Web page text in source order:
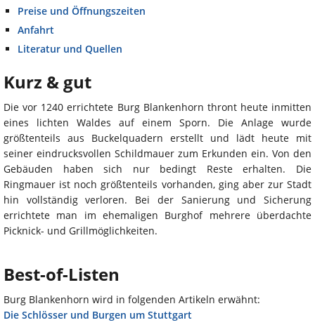
Preise und Öffnungszeiten
Anfahrt
Literatur und Quellen
Kurz & gut
Die vor 1240 errichtete Burg Blankenhorn thront heute inmitten
eines lichten Waldes auf einem Sporn. Die Anlage wurde
größtenteils aus Buckelquadern erstellt und lädt heute mit
seiner eindrucksvollen Schildmauer zum Erkunden ein. Von den
Gebäuden haben sich nur bedingt Reste erhalten. Die
Ringmauer ist noch größtenteils vorhanden, ging aber zur Stadt
hin vollständig verloren. Bei der Sanierung und Sicherung
errichtete man im ehemaligen Burghof mehrere überdachte
Picknick- und Grillmöglichkeiten.
Best-of-Listen
Burg Blankenhorn wird in folgenden Artikeln erwähnt:
Die Schlösser und Burgen um Stuttgart